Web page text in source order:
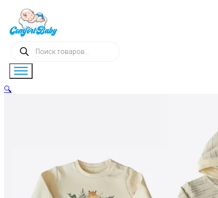
Поиск
товаров
🔍